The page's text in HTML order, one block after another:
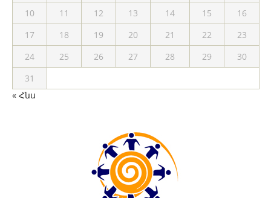
10
11 12 13 14 15
16
17
18 19 20 21 22
23
24
25 26 27 28 29
30
31
« Հնս